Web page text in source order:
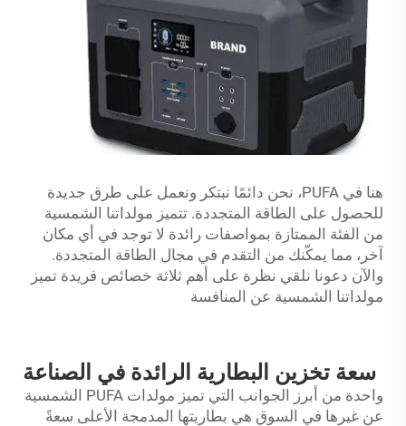
هنا في PUFA، نحن دائمًا نبتكر ونعمل على طرق جديدة
للحصول على الطاقة المتجددة. تتميز مولداتنا الشمسية
من الفئة الممتازة بمواصفات رائدة لا توجد في أي مكان
آخر، مما يمكّنك من التقدم في مجال الطاقة المتجددة.
والآن دعونا نلقي نظرة على أهم ثلاثة خصائص فريدة تميز
مولداتنا الشمسية عن المنافسة
سعة تخزين البطارية الرائدة في الصناعة
واحدة من أبرز الجوانب التي تميز مولدات PUFA الشمسية
عن غيرها في السوق هي بطاريتها المدمجة الأعلى سعةً